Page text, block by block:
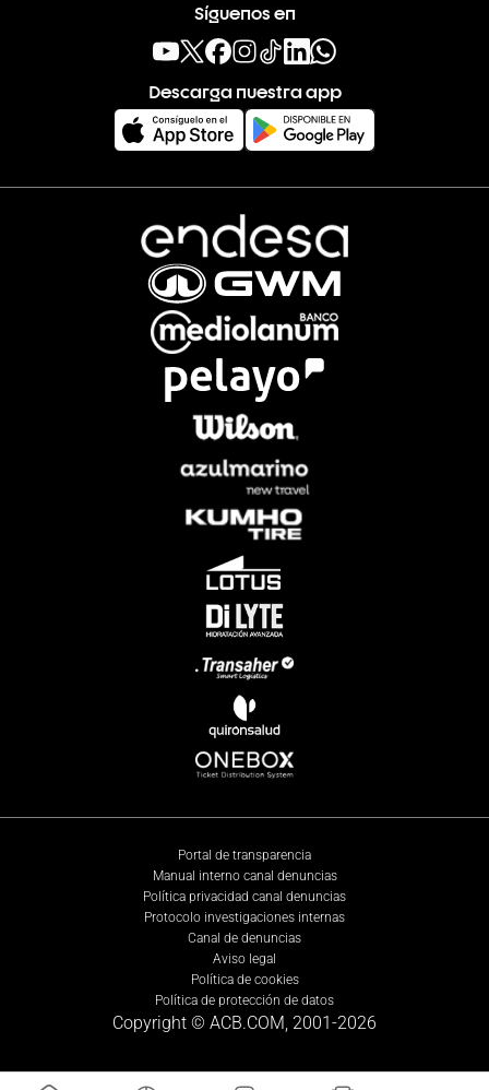
Síguenos en
Descarga nuestra app
Portal de transparencia
Manual interno canal denuncias
Política privacidad canal denuncias
Protocolo investigaciones internas
Canal de denuncias
Aviso legal
Política de cookies
Política de protección de datos
Copyright © ACB.COM, 2001-2026